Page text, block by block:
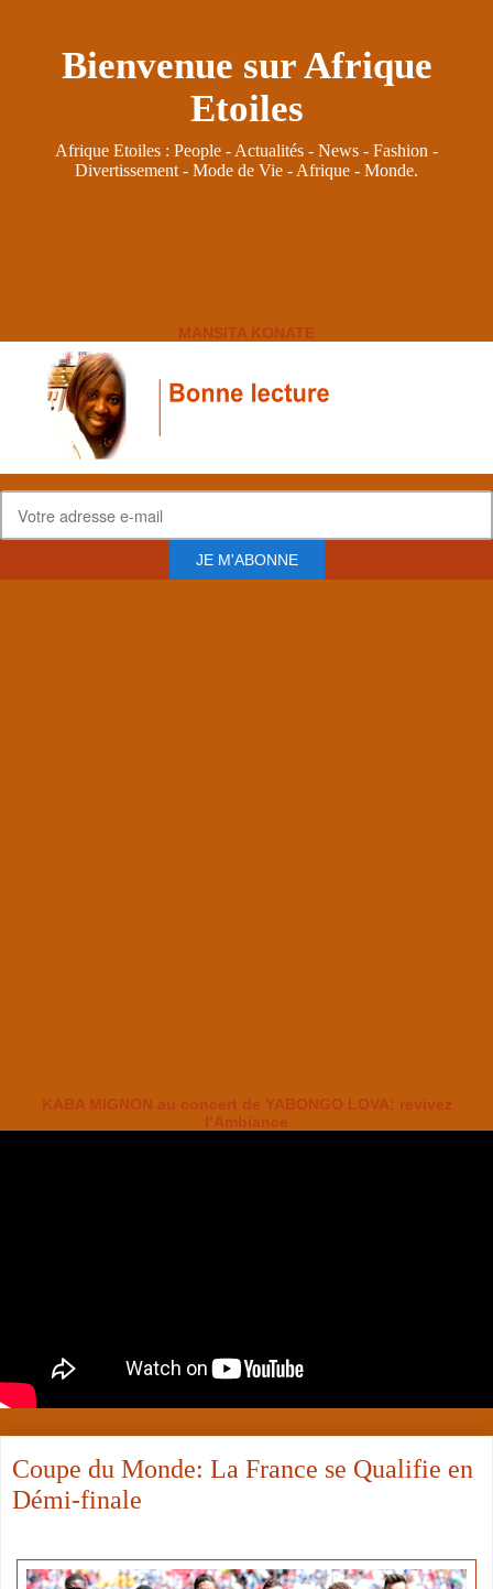
Bienvenue sur Afrique
Etoiles
Afrique Etoiles : People - Actualités - News - Fashion -
Divertissement - Mode de Vie - Afrique - Monde.
MANSITA KONATE
JE M'ABONNE
KABA MIGNON au concert de YABONGO LOVA: revivez
l’Ambiance
Coupe du Monde: La France se Qualifie en
Démi-finale